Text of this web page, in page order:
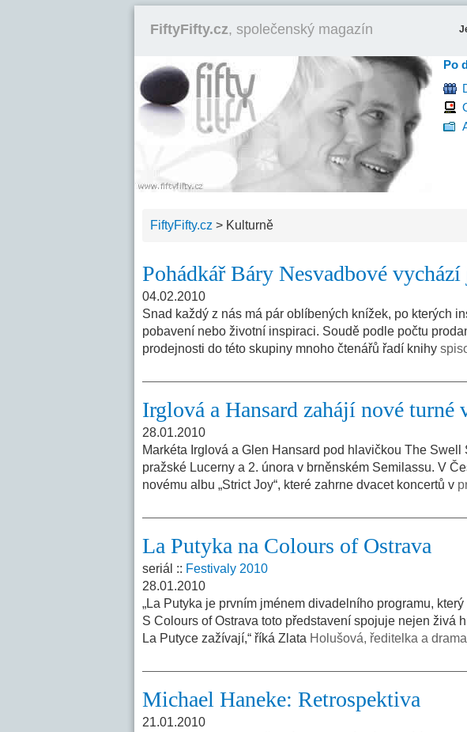
FiftyFifty.cz, společenský magazín
Po
FiftyFifty.cz > Kulturně
Pohádkář Báry Nesvadbové
04.02.2010
Snad každý z nás má pár oblíbených knížek, po kterých
pobavení nebo životní inspiraci. Soudě podle počtu
prodejnosti do této skupiny mnoho čtenářů řadí knihy
Irglová a Hansard zahájí nové turné
28.01.2010
Markéta Irglová a Glen Hansard pod hlavičkou The
pražské Lucerny a 2. února v brněnském Semilassu. V
novému albu „Strict Joy“, které zahrne dvacet koncertů v
La Putyka na Colours of Ostrava
seriál :: Festivaly 2010
28.01.2010
„La Putyka je prvním jménem divadelního programu,
S Colours of Ostrava toto představení spojuje nejen živá
La Putyce zažívají,“ říká Zlata Holušová, ředitelka a
Michael Haneke: Retrospektiva
21.01.2010